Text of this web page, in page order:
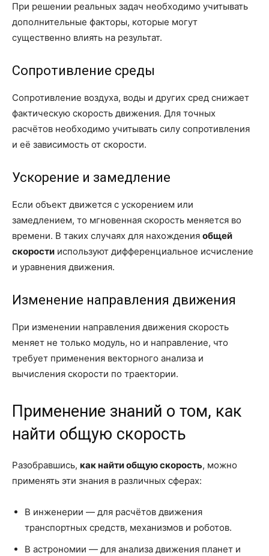
При решении реальных задач необходимо учитывать
дополнительные факторы, которые могут
существенно влиять на результат.
Сопротивление среды
Сопротивление воздуха, воды и других сред снижает
фактическую скорость движения. Для точных
расчётов необходимо учитывать силу сопротивления
и её зависимость от скорости.
Ускорение и замедление
Если объект движется с ускорением или
замедлением, то мгновенная скорость меняется во
времени. В таких случаях для нахождения общей
скорости используют дифференциальное исчисление
и уравнения движения.
Изменение направления движения
При изменении направления движения скорость
меняет не только модуль, но и направление, что
требует применения векторного анализа и
вычисления скорости по траектории.
Применение знаний о том, как
найти общую скорость
Разобравшись, как найти общую скорость, можно
применять эти знания в различных сферах:
В инженерии — для расчётов движения
транспортных средств, механизмов и роботов.
В астрономии — для анализа движения планет и